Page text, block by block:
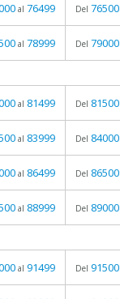
al 76499 Del 76500
al 78999 Del 79000
al 81499 Del 81500
al 83999 Del 84000
al 86499 Del 86500
al 88999 Del 89000
al 91499 Del 91500